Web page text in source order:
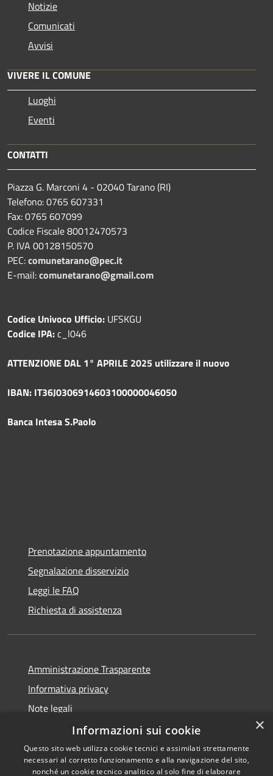
Notizie
Comunicati
Avvisi
VIVERE IL COMUNE
Luoghi
Eventi
CONTATTI
Piazza G. Marconi 4 - 02040 Tarano (RI)
Telefono: 0765 607331
Fax: 0765 607099
Codice Fiscale 80012470573
P. IVA 00128150570
PEC:comunetarano@pec.it
E-mail:comunetarano@gmail.com
Codice Univoco Ufficio: UFSKGU
Codice IPA:c_l046
ATTENZIONE DAL 1° APRILE 2025 utilizzare il nuovo
IBAN: IT36J0306914603100000046050
Banca Intesa S.Paolo
Prenotazione appuntamento
Segnalazione disservizio
Leggi le FAQ
Richiesta di assistenza
Amministrazione Trasparente
Informativa privacy
Note legali
Dichiarazione di accessibilità
×
Informazioni sui cookie
Questo sito web utilizza cookie tecnici e assimilati strettamente
necessari al corretto funzionamento e alla navigazione del sito,
nonché un cookie tecnico analitico al solo fine di elaborare